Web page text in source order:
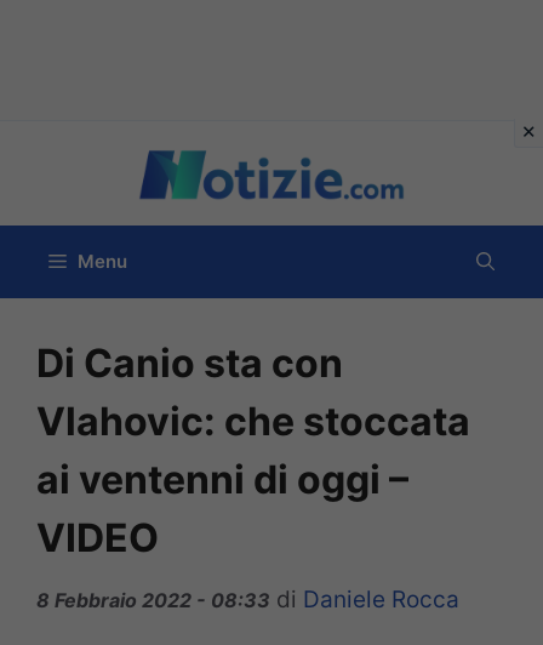
contenuto
Menu
Di Canio sta con
Vlahovic: che stoccata
ai ventenni di oggi –
VIDEO
8 Febbraio 2022 - 08:33 di Daniele Rocca